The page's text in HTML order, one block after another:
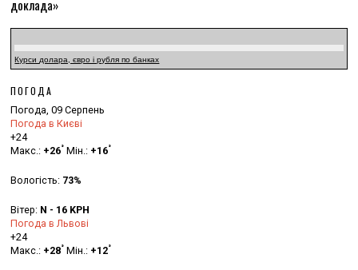
доклада»
Курси долара, євро і рубля по банках
ПОГОДА
Погода, 09 Серпень
Погода в Києві
+24
Макс.: +26° Мін.: +16°
Вологість: 73%
Вітер: N - 16 KPH
Погода в Львові
+24
Макс.: +28° Мін.: +12°